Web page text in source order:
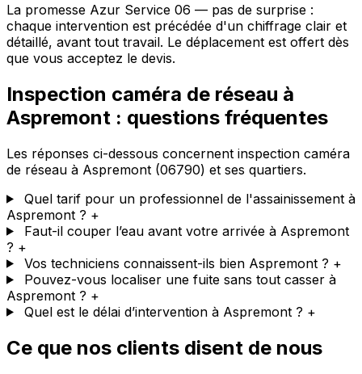
La promesse Azur Service 06 — pas de surprise :
chaque intervention est précédée d'un chiffrage clair et
détaillé, avant tout travail. Le déplacement est offert dès
que vous acceptez le devis.
Inspection caméra de réseau à
Aspremont : questions fréquentes
Les réponses ci-dessous concernent inspection caméra
de réseau à Aspremont (06790) et ses quartiers.
Quel tarif pour un professionnel de l'assainissement à
Aspremont ? +
Faut-il couper l’eau avant votre arrivée à Aspremont
? +
Vos techniciens connaissent-ils bien Aspremont ? +
Pouvez-vous localiser une fuite sans tout casser à
Aspremont ? +
Quel est le délai d’intervention à Aspremont ? +
Ce que nos clients disent de nous